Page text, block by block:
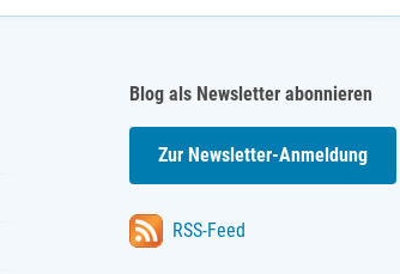
Blog als Newsletter abonnieren
Zur Newsletter-Anmeldung
RSS-Feed